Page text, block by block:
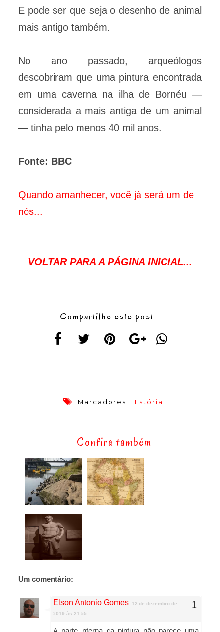
E pode ser que seja o desenho de animal
mais antigo também.
No ano passado, arqueólogos
descobriram que uma pintura encontrada
em uma caverna na ilha de Bornéu —
considerada a mais antiga de um animal
— tinha pelo menos 40 mil anos.
Fonte: BBC
Quando amanhecer, você já será um de
nós...
VOLTAR PARA A PÁGINA INICIAL...
Compartilhe este post
Marcadores: História
Confira também
Um comentário:
Elson Antonio Gomes
12 de dezembro de
2019 às 21:55
A parte interna da pintura não parece uma